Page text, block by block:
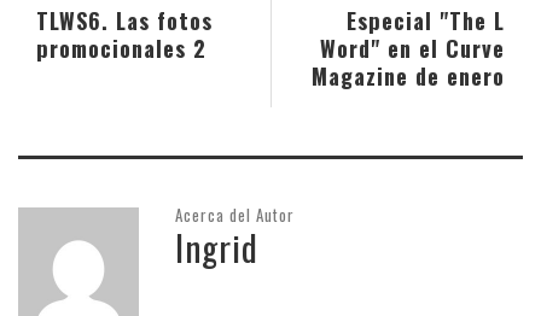
Especial "The L
Word" en el Curve
Magazine de enero
TLWS6. Las fotos
promocionales 2
Acerca del Autor
Ingrid